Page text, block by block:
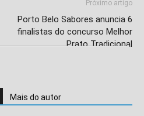
Próximo artigo
Porto Belo Sabores anuncia 6
finalistas do concurso Melhor
Prato Tradicional
Mais do autor